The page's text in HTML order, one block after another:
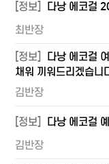
[정보]
다낭 에코걸
최반장
[정보]
다낭 에코걸
채워 끼워드리겠습니
김반장
[정보] 다낭 에코걸
김반장